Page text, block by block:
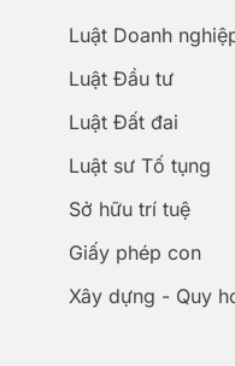
Luật Doanh
Luật Đầu tư
Luật Đất đai
Luật sư Tố tụng
Sở hữu trí tuệ
Giấy phép con
Xây dựng - Quy